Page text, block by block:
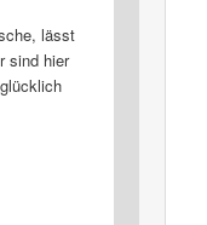
lässt
sind hier